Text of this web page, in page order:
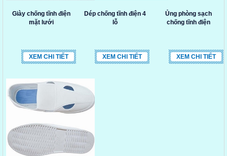
Giày chống tĩnh điện
mặt lưới
XEM CHI TIẾT
Dép chống tĩnh điện 4
lỗ
XEM CHI TIẾT
Ủng phòng sạch
chống tĩnh điện
XEM CHI TIẾT